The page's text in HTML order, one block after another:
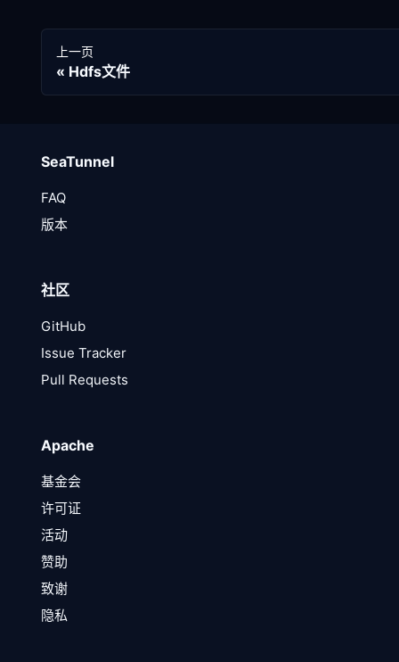
上一页
Hdfs文件
SeaTunnel
FAQ
版本
社区
GitHub
Issue Tracker
Pull Requests
Apache
基金会
许可证
活动
赞助
致谢
隐私